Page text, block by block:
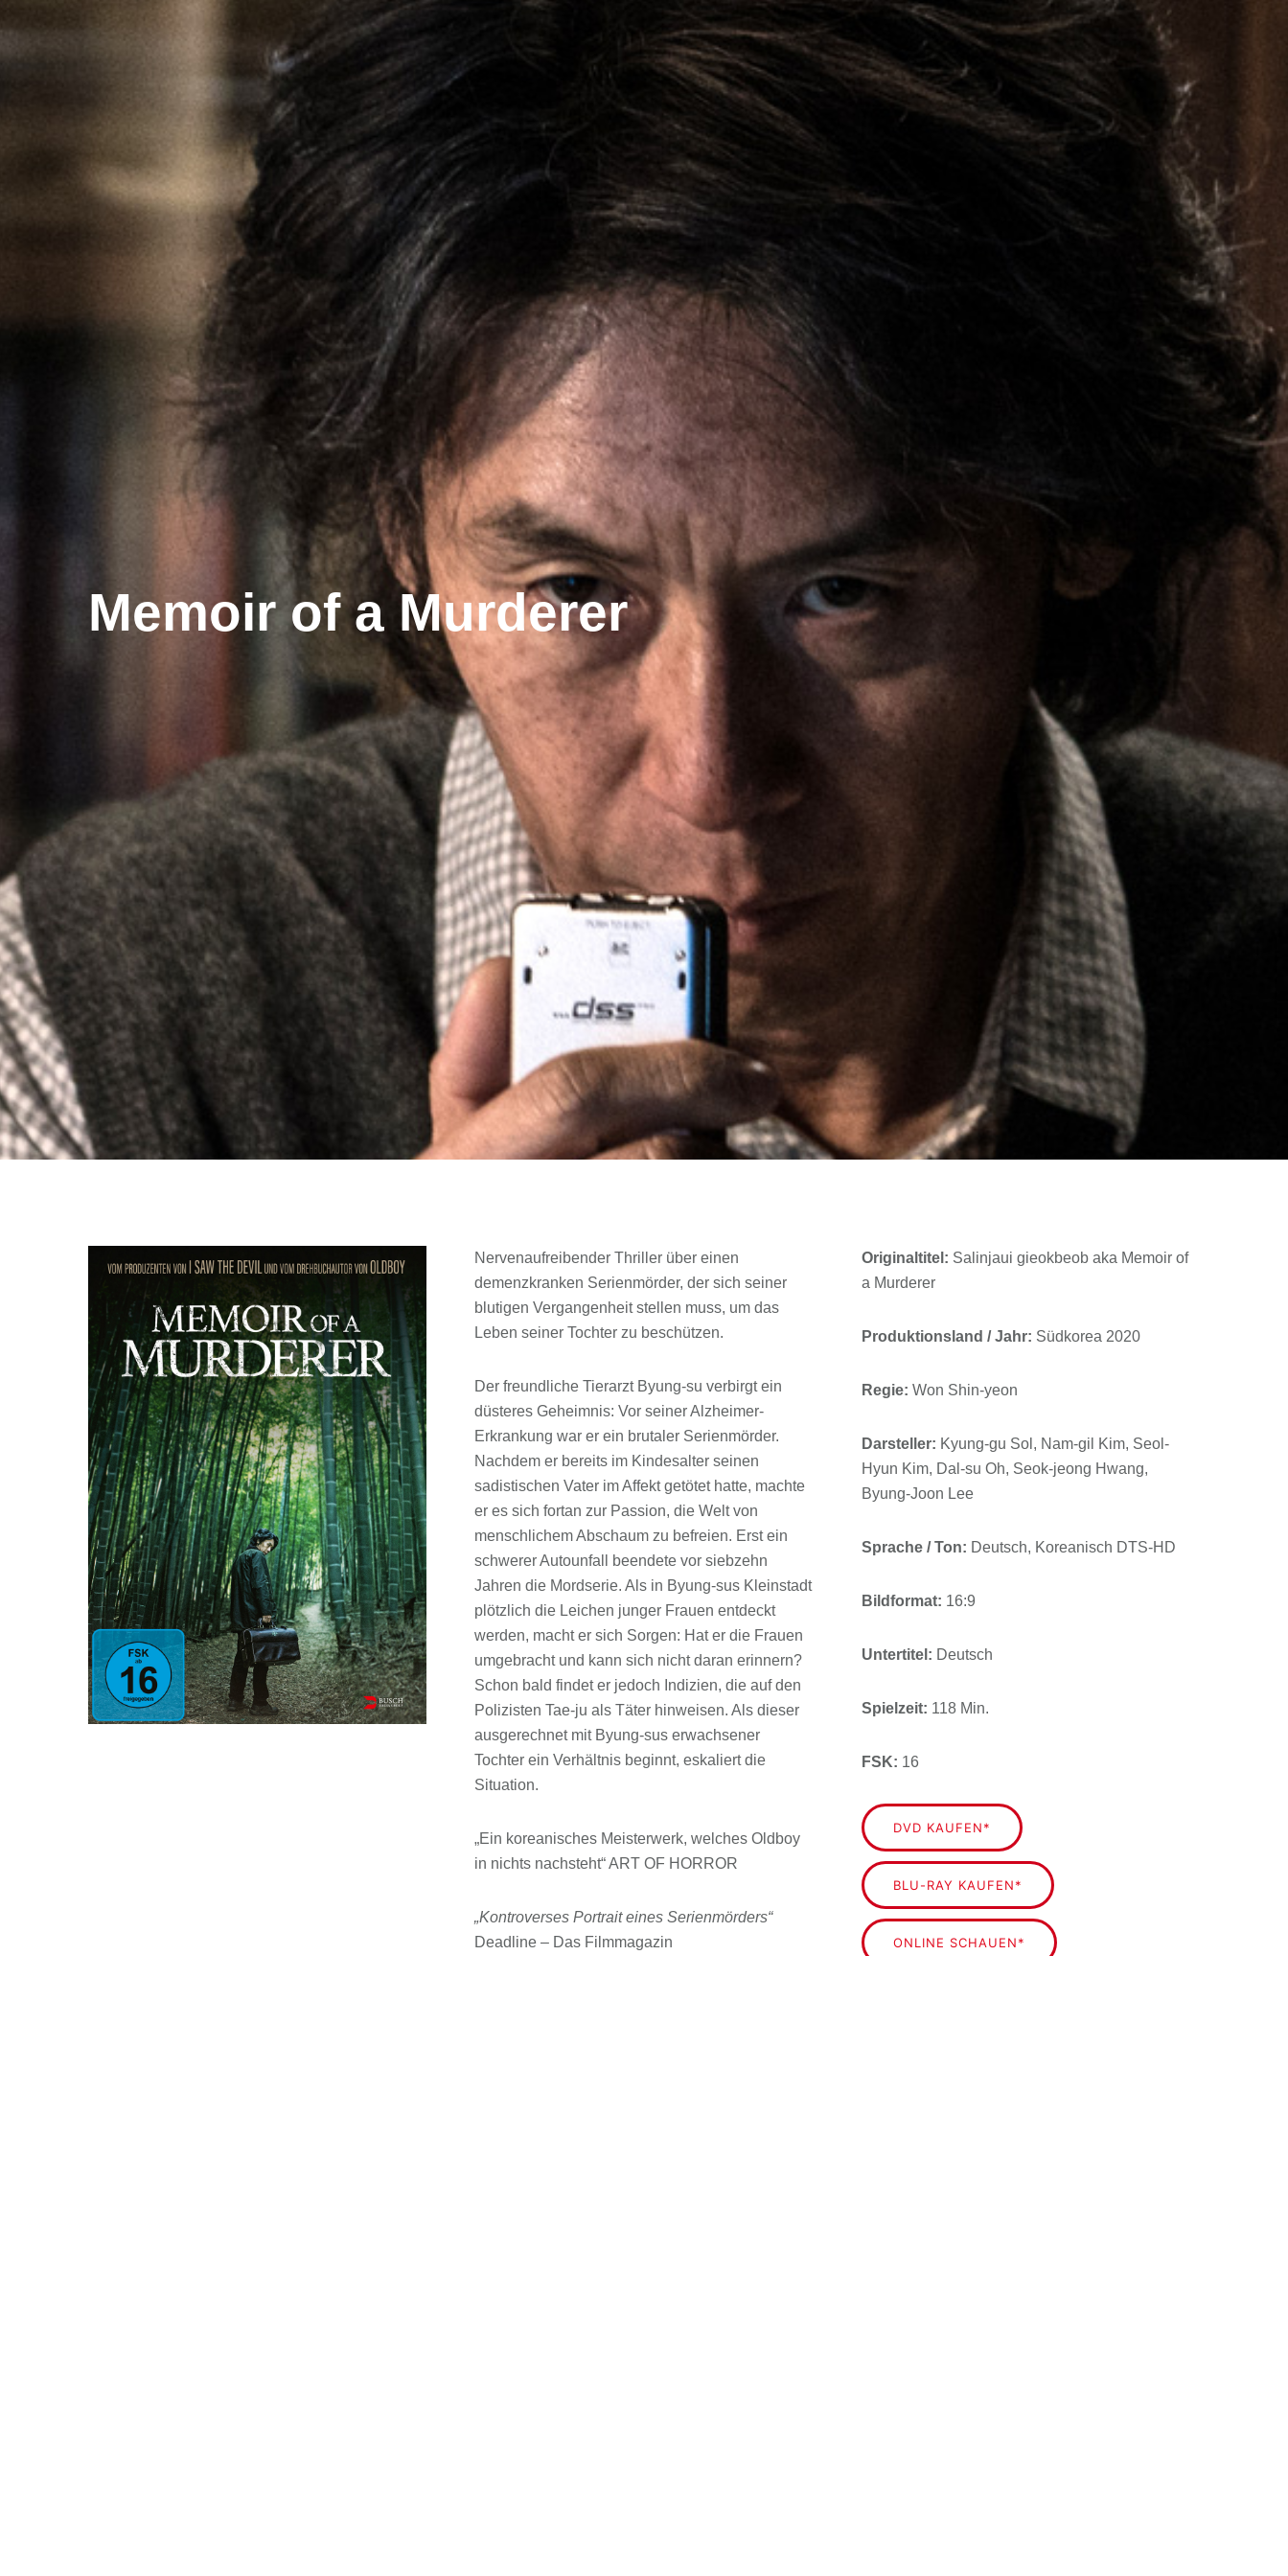
Memoir of a Murderer
Nervenaufreibender Thriller über einen
demenzkranken Serienmörder, der sich seiner
blutigen Vergangenheit stellen muss, um das
Leben seiner Tochter zu beschützen.
Der freundliche Tierarzt Byung-su verbirgt ein
düsteres Geheimnis: Vor seiner Alzheimer-
Erkrankung war er ein brutaler Serienmörder.
Nachdem er bereits im Kindesalter seinen
sadistischen Vater im Affekt getötet hatte, machte
er es sich fortan zur Passion, die Welt von
menschlichem Abschaum zu befreien. Erst ein
schwerer Autounfall beendete vor siebzehn
Jahren die Mordserie. Als in Byung-sus Kleinstadt
plötzlich die Leichen junger Frauen entdeckt
werden, macht er sich Sorgen: Hat er die Frauen
umgebracht und kann sich nicht daran erinnern?
Schon bald findet er jedoch Indizien, die auf den
Polizisten Tae-ju als Täter hinweisen. Als dieser
ausgerechnet mit Byung-sus erwachsener
Tochter ein Verhältnis beginnt, eskaliert die
Situation.
„Ein koreanisches Meisterwerk, welches Oldboy
in nichts nachsteht“ ART OF HORROR
„Kontroverses Portrait eines Serienmörders“
Deadline – Das Filmmagazin
Originaltitel: Salinjaui gieokbeob aka Memoir of
a Murderer
Produktionsland / Jahr: Südkorea 2020
Regie: Won Shin-yeon
Darsteller: Kyung-gu Sol, Nam-gil Kim, Seol-
Hyun Kim, Dal-su Oh, Seok-jeong Hwang,
Byung-Joon Lee
Sprache / Ton: Deutsch, Koreanisch DTS-HD
Bildformat: 16:9
Untertitel: Deutsch
Spielzeit: 118 Min.
FSK: 16
DVD KAUFEN*
BLU-RAY KAUFEN*
ONLINE SCHAUEN*